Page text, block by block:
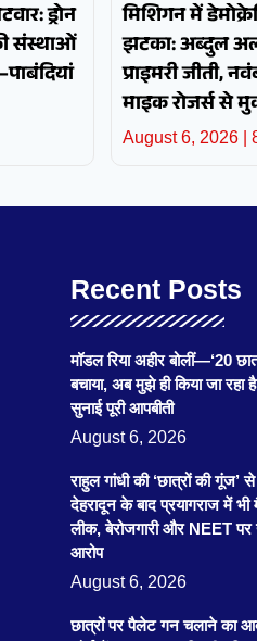
ड्रोन
संस्थाओं
मिशिगन में
झटका: अब्दुल
प्राइमरी जीती,
माइक रोजर्स से
August 6, 2026
Recent Posts
मॉडल रिया अहीर बोलीं—‘20
बचाया, अब मुझे ही किया जा रहा
सुनाई पूरी आपबीती
August 6, 2026
राहुल गांधी की ‘छात्रों की
देहरादून के बाद प्रयागराज में भी
लीक, बेरोजगारी और NEET
आरोप
August 6, 2026
छात्रों पर पैलेट गन चलाने का